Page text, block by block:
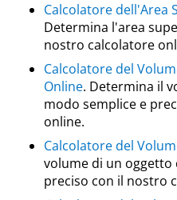
Calcolatore dell'Area
Determina l'area
nostro calcolatore
Calcolatore del
Online. Determina il
modo semplice e
online.
Calcolatore del
volume di un oggetto
preciso con il nostro